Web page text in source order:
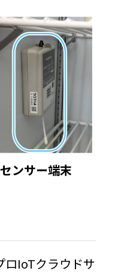
ンサー端末
ロIoTクラウドサ